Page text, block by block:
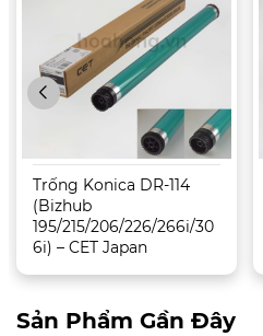
Trống Konica DR-114
(Bizhub
195/215/206/226/266i/30
6i) – CET Japan
Sản Phẩm Gần Đây